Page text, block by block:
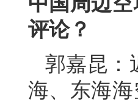
评论？
郭嘉昆：
海、东海